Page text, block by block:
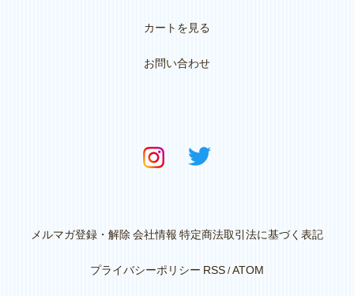
カートを見る
お問い合わせ
メルマガ登録・解除 会社情報 特定商法取引法に基づく表記
プライバシーポリシー RSS /ATOM